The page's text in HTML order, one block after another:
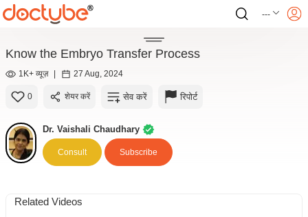
---
Know the Embryo Transfer Process
1K+ व्यूज़ | 27 Aug, 2024
0 शेयर करें सेव करें रिपोर्ट
Dr. Vaishali Chaudhary
Consult Subscribe
Related Videos